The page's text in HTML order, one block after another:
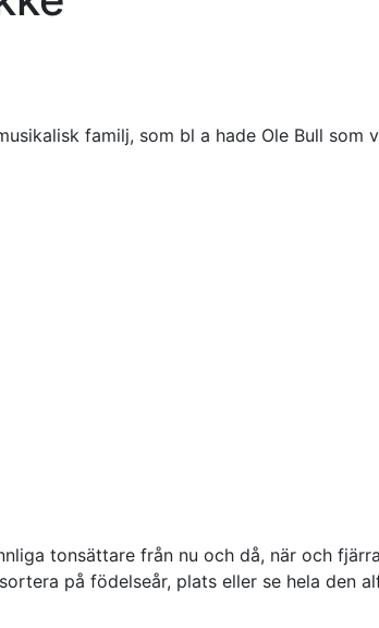
familj, som bl a hade Ole Bull
tonsättare från nu och då, när och
på födelseår, plats eller se hela den